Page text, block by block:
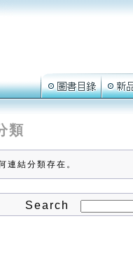
類
連結分類存在。
Search